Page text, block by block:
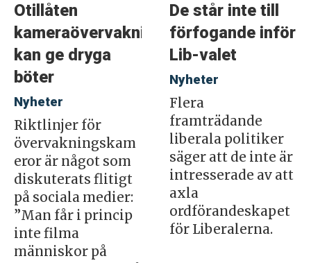
Otillåten
kameraövervakning
kan ge dryga
böter
Nyheter
Riktlinjer för
övervakningskam
eror är något som
diskuterats flitigt
på sociala medier:
”Man får i princip
inte filma
människor på
De står inte till
förfogande inför
Lib-valet
Nyheter
Flera
framträdande
liberala politiker
säger att de inte är
intresserade av att
axla
ordförandeskapet
för Liberalerna.